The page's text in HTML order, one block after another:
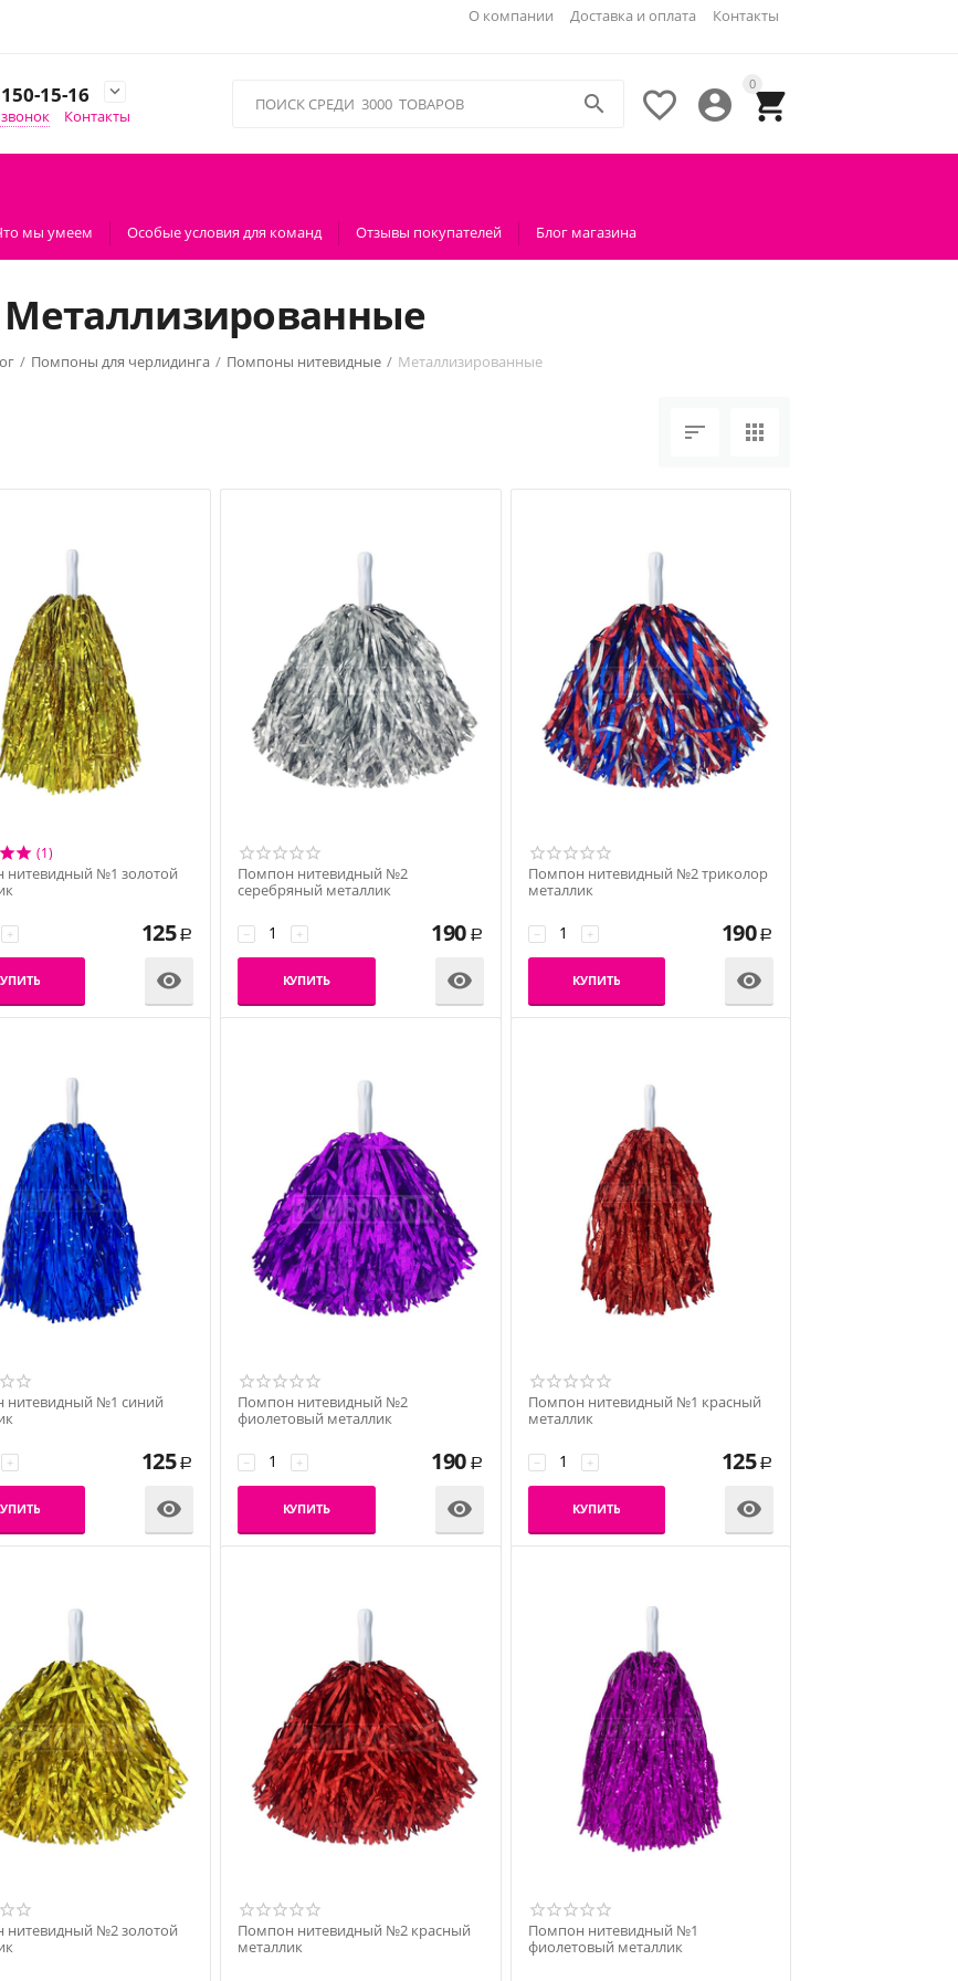
О компании Доставка и оплата Контакты
15-16

Контакты
0




мы умеем Особые условия для команд Отзывы покупателей Блог магазина
Металлизированные
/ Помпоны для черлидинга / Помпоны нитевидные / Металлизированные
 
(1)
нитевидный №1 золотой
+ 125 Р

Помпон нитевидный №2
серебряный металлик
+
− 190 Р
КУПИТЬ 
Помпон нитевидный №2 триколор
металлик
+
− 190 Р
КУПИТЬ 
нитевидный №1 синий
+ 125 Р

Помпон нитевидный №2
фиолетовый металлик
+
− 190 Р
КУПИТЬ 
Помпон нитевидный №1 красный
металлик
+
− 125 Р
КУПИТЬ 
нитевидный №2 золотой
Помпон нитевидный №2 красный
металлик
Помпон нитевидный №1
фиолетовый металлик